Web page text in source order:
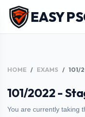
EASY
HOME EXAMS 101/
101/2022 -
You are currently taking